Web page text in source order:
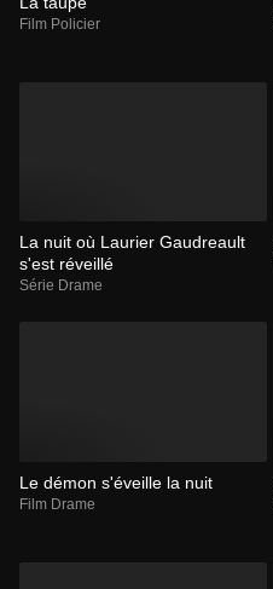
Film Policier
La nuit où Laurier Gaudreault
s'est réveillé
Série Drame
Le démon s'éveille la nuit
Film Drame